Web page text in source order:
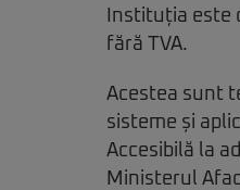
Instituția este
fără TVA.
Acestea sunt
sisteme și
Accesibilă la
Ministerul